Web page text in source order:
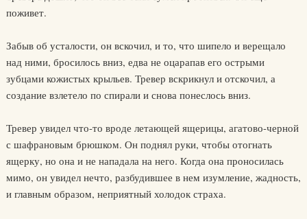
поживет.
Забыв об усталости, он вскочил, и то, что шипело и верещало
над ними, бросилось вниз, едва не оцарапав его острыми
зубцами кожистых крыльев. Тревер вскрикнул и отскочил, а
создание взлетело по спирали и снова понеслось вниз.
Тревер увидел что-то вроде летающей ящерицы, агатово-черной
с шафрановым брюшком. Он поднял руки, чтобы отогнать
ящерку, но она и не нападала на него. Когда она проносилась
мимо, он увидел нечто, разбудившее в нем изумление, жадность,
и главным образом, неприятный холодок страха.